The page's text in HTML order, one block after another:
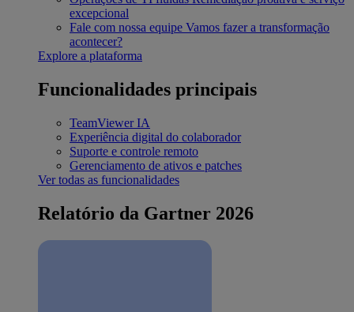
excepcional
Fale com nossa equipe Vamos fazer a transformação
acontecer?
Explore a plataforma
Funcionalidades principais
TeamViewer IA
Experiência digital do colaborador
Suporte e controle remoto
Gerenciamento de ativos e patches
Ver todas as funcionalidades
Relatório da Gartner 2026